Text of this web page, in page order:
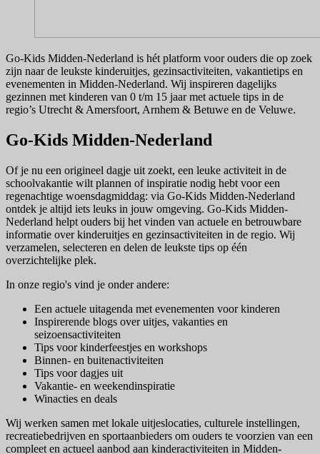
Go-Kids Midden-Nederland is hét platform voor ouders die op zoek
zijn naar de leukste kinderuitjes, gezinsactiviteiten, vakantietips en
evenementen in Midden-Nederland. Wij inspireren dagelijks
gezinnen met kinderen van 0 t/m 15 jaar met actuele tips in de
regio’s Utrecht & Amersfoort, Arnhem & Betuwe en de Veluwe.
Go-Kids Midden-Nederland
Of je nu een origineel dagje uit zoekt, een leuke activiteit in de
schoolvakantie wilt plannen of inspiratie nodig hebt voor een
regenachtige woensdagmiddag: via Go-Kids Midden-Nederland
ontdek je altijd iets leuks in jouw omgeving. Go-Kids Midden-
Nederland helpt ouders bij het vinden van actuele en betrouwbare
informatie over kinderuitjes en gezinsactiviteiten in de regio. Wij
verzamelen, selecteren en delen de leukste tips op één
overzichtelijke plek.
In onze regio's vind je onder andere:
Een actuele uitagenda met evenementen voor kinderen
Inspirerende blogs over uitjes, vakanties en
seizoensactiviteiten
Tips voor kinderfeestjes en workshops
Binnen- en buitenactiviteiten
Tips voor dagjes uit
Vakantie- en weekendinspiratie
Winacties en deals
Wij werken samen met lokale uitjeslocaties, culturele instellingen,
recreatiebedrijven en sportaanbieders om ouders te voorzien van een
compleet en actueel aanbod aan kinderactiviteiten in Midden-